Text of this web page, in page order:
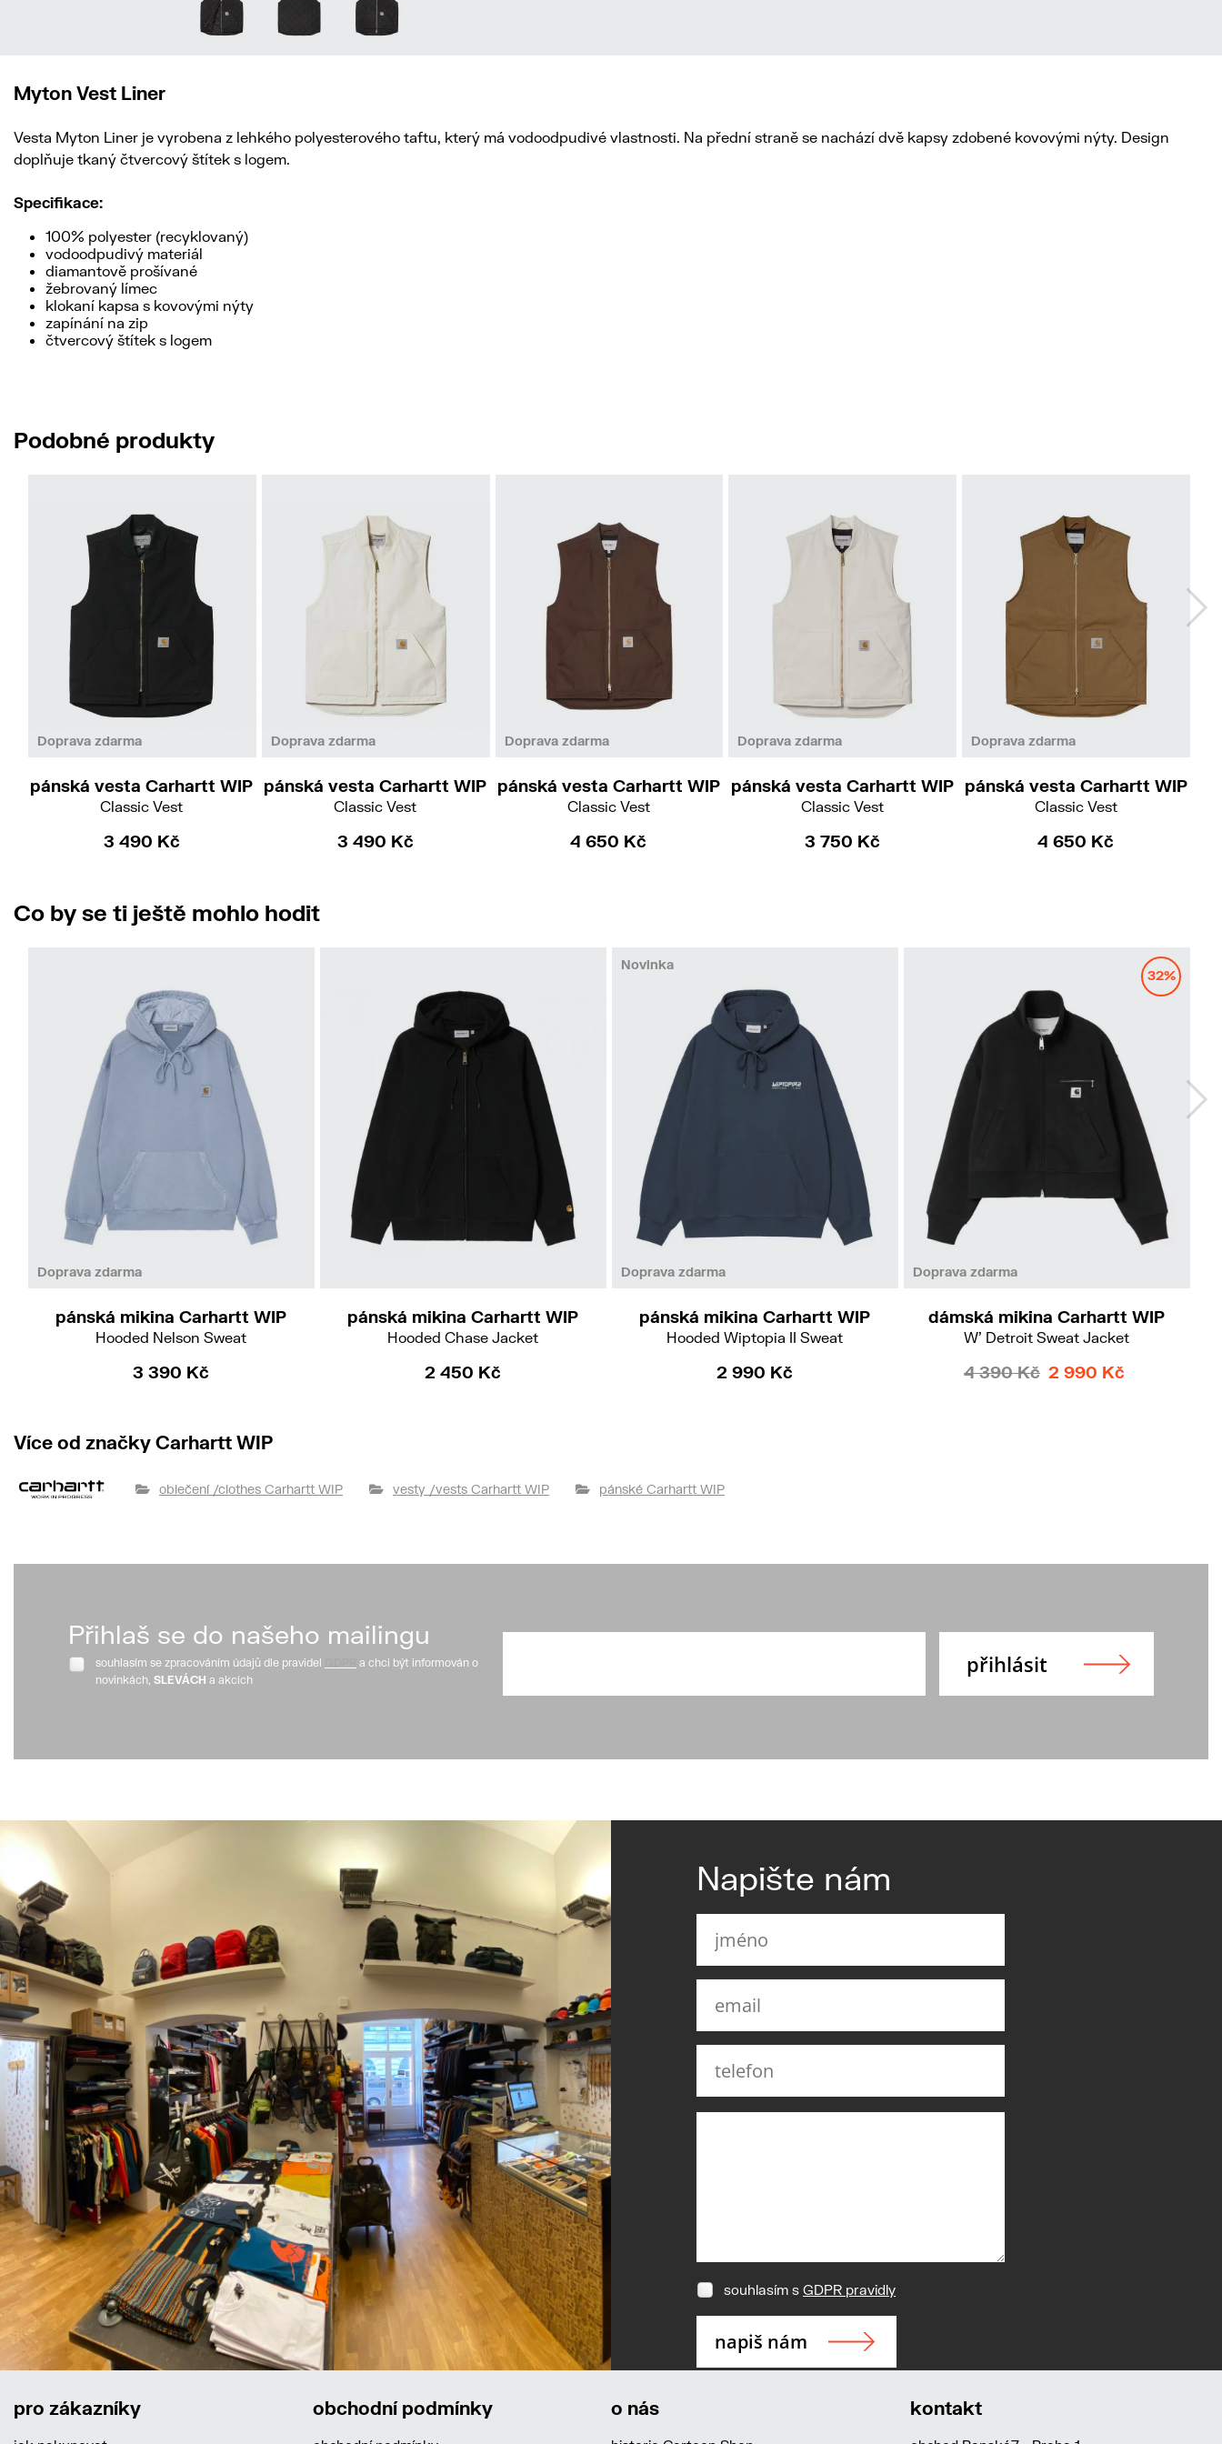
Myton Vest Liner
Vesta Myton Liner je vyrobena z lehkého polyesterového taftu, který má vodoodpudivé vlastnosti. Na přední straně se nachází dvě kapsy zdobené kovovými nýty. Design
doplňuje tkaný čtvercový štítek s logem.
Specifikace:
100% polyester (recyklovaný)
vodoodpudivý materiál
diamantově prošívané
žebrovaný límec
klokaní kapsa s kovovými nýty
zapínání na zip
čtvercový štítek s logem
Podobné produkty
Doprava zdarma
pánská vesta Carhartt WIP
Classic Vest
3 490 Kč
Doprava zdarma
L
pánská vesta Carhartt WIP
Classic Vest
3 490 Kč
Doprava zdarma
L
pánská vesta Carhartt WIP
Classic Vest
4 650 Kč
Doprava zdarma
L
pánská vesta Carhartt WIP
Classic Vest
3 750 Kč
Doprava zdarma
pánská vesta Carhartt WIP
Classic Vest
4 650 Kč
Co by se ti ještě mohlo hodit
Doprava zdarma
pánská mikina Carhartt WIP
Hooded Nelson Sweat
3 390 Kč
pánská mikina Carhartt WIP
Hooded Chase Jacket
2 450 Kč
Doprava zdarma
Novinka
pánská mikina Carhartt WIP
Hooded Wiptopia II Sweat
2 990 Kč
32%
Doprava zdarma
dámská mikina Carhartt WIP
W' Detroit Sweat Jacket
4 390 Kč 2 990 Kč
Více od značky Carhartt WIP
oblečení /clothes Carhartt WIP vesty /vests Carhartt WIP pánské Carhartt WIP
Přihlaš se do našeho mailingu
souhlasím se zpracováním údajů dle pravidel
a chci být informován o
novinkách, SLEVÁCH a akcích
Napište nám
souhlasím sGDPR pravidly
pro zákazníky obchodní podmínky o nás kontakt